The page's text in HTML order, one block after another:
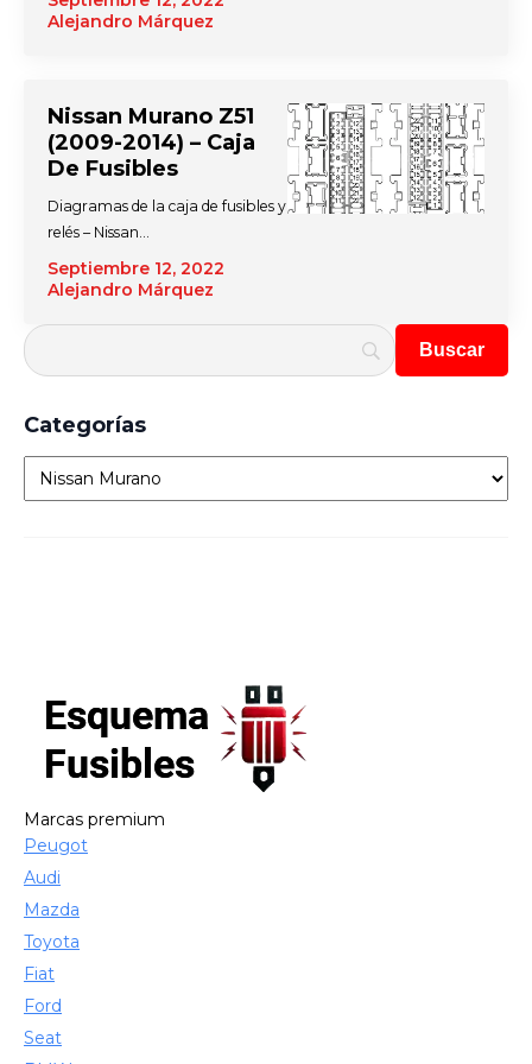
Alejandro Márquez
Nissan Murano Z51
(2009-2014) – Caja
De Fusibles
Septiembre 12, 2022
Alejandro Márquez
Diagramas de la caja de fusibles y
relés – Nissan…
Categorías
Categorías
Marcas premium
Peugot
Audi
Mazda
Toyota
Fiat
Ford
Seat